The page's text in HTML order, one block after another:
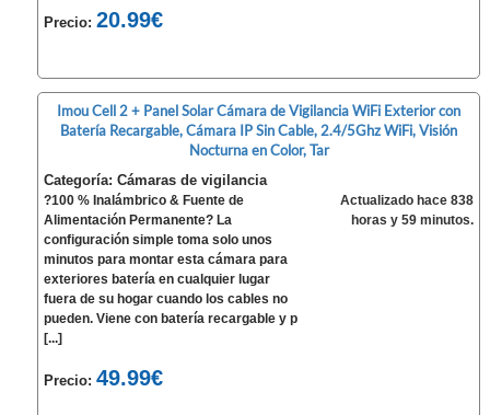
Precio:20.99€
Imou Cell 2 + Panel Solar Cámara de Vigilancia WiFi Exterior con
Batería Recargable, Cámara IP Sin Cable, 2.4/5Ghz WiFi, Visión
Nocturna en Color, Tar
Categoría: Cámaras de vigilancia
?100 % Inalámbrico & Fuente de
Alimentación Permanente? La
configuración simple toma solo unos
minutos para montar esta cámara para
exteriores batería en cualquier lugar
fuera de su hogar cuando los cables no
pueden. Viene con batería recargable y p
[...]
Precio:49.99€
Actualizado hace 838
horas y 59 minutos.